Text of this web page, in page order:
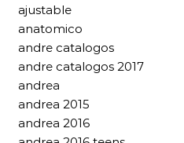
ajustable
anatomico
andre catalogos
andre catalogos 2017
andrea
andrea 2015
andrea 2016